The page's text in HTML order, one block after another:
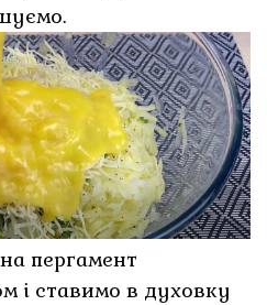
пергамент
і ставимо в духовку